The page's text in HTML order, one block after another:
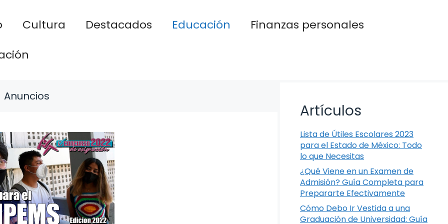
Cultura Destacados Educación
Finanzas personales
Anuncios
Artículos
Lista de Útiles Escolares 2023
para el Estado de México: Todo
lo que Necesitas
¿Qué Viene en un Examen de
Admisión? Guía Completa para
Prepararte Efectivamente
Cómo Debo Ir Vestida a una
Graduación de Universidad: Guía